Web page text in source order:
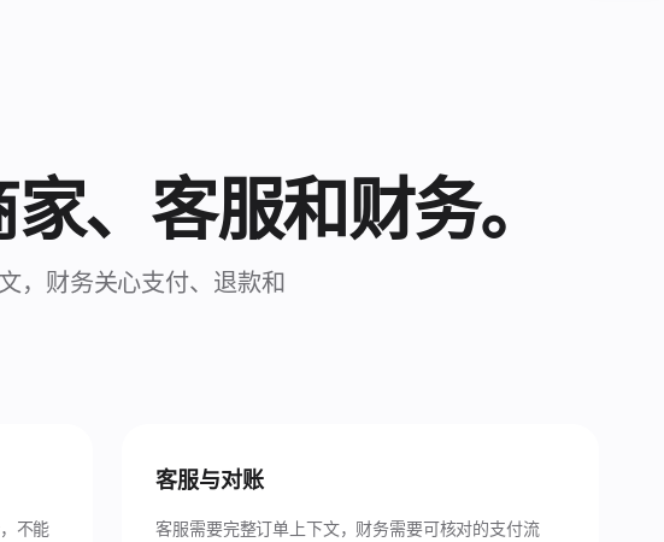
、客服和财务。
，财务关心支付、退款和
不能
客服与对账
客服需要完整订单上下文，财务需要可核对的支付流